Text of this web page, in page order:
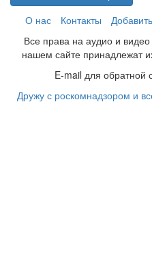
О нас
Контакты
Все права на аудио и
нашем сайте принадлежат
E-mail для обратной
Дружу с роскомнадзором и